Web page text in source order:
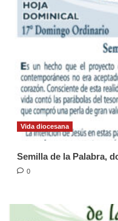
Vida diocesana
Semilla de la Palabra,
0